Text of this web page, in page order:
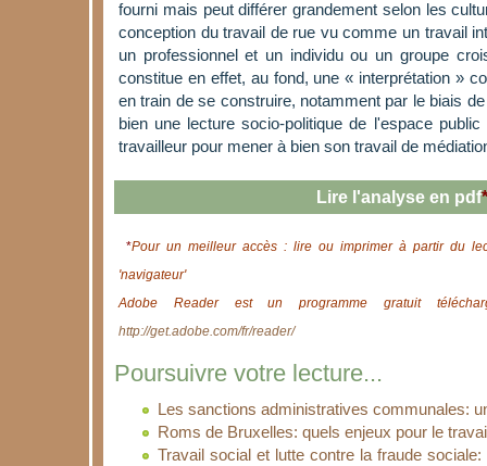
fourni mais peut différer grandement selon les
conception du travail de rue vu comme un travail
un professionnel et un individu ou un groupe
constitue en effet, au fond, une « interprétation »
en train de se construire, notamment par le biais
bien une lecture socio-politique de l'espace
travailleur pour mener à bien son travail de
Lire l'analyse en pdf*
*Pour un meilleur accès : lire ou imprimer à partir du
'navigateur'
Adobe Reader est un programme gratuit
http://get.adobe.com/fr/reader/
Poursuivre votre lecture...
Les sanctions administratives communales:
Roms de Bruxelles: quels enjeux pour le
Travail social et lutte contre la fraude